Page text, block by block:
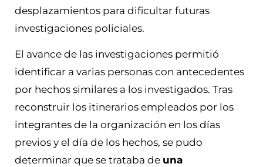
desplazamientos para dificultar futuras
investigaciones policiales.
El avance de las investigaciones permitió
identificar a varias personas con antecedentes
por hechos similares a los investigados. Tras
reconstruir los itinerarios empleados por los
integrantes de la organización en los días
previos y el día de los hechos, se pudo
determinar que se trataba de una